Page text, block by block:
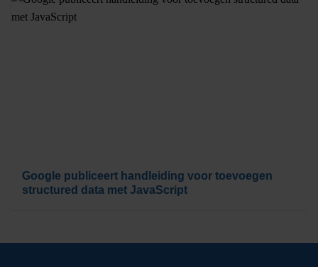
Google publiceert handleiding voor toevoegen
structured data met JavaScript